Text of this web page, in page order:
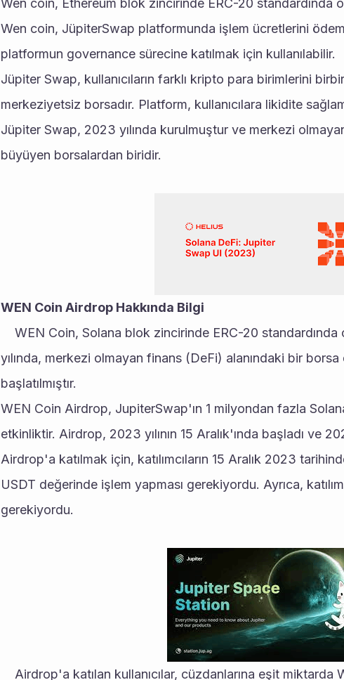
Wen coin, Ethereum blok zincirinde ERC-20 standardında
Wen coin, JüpiterSwap platformunda işlem ücretlerini
platformun governance sürecine katılmak için kullanılabilir.
Jüpiter Swap, kullanıcıların farklı kripto para birimlerini
merkeziyetsiz borsadır. Platform, kullanıcılara likidite
Jüpiter Swap, 2023 yılında kurulmuştur ve merkezi
büyüyen borsalardan biridir.
WEN Coin Airdrop Hakkında Bilgi
yılında, merkezi olmayan finans (DeFi) alanındaki bir
başlatılmıştır.
WEN Coin Airdrop, JupiterSwap'ın 1 milyondan fazla
etkinliktir. Airdrop, 2023 yılının 15 Aralık'ında başladı ve
Airdrop'a katılmak için, katılımcıların 15 Aralık 2023
USDT değerinde işlem yapması gerekiyordu. Ayrıca,
gerekiyordu.